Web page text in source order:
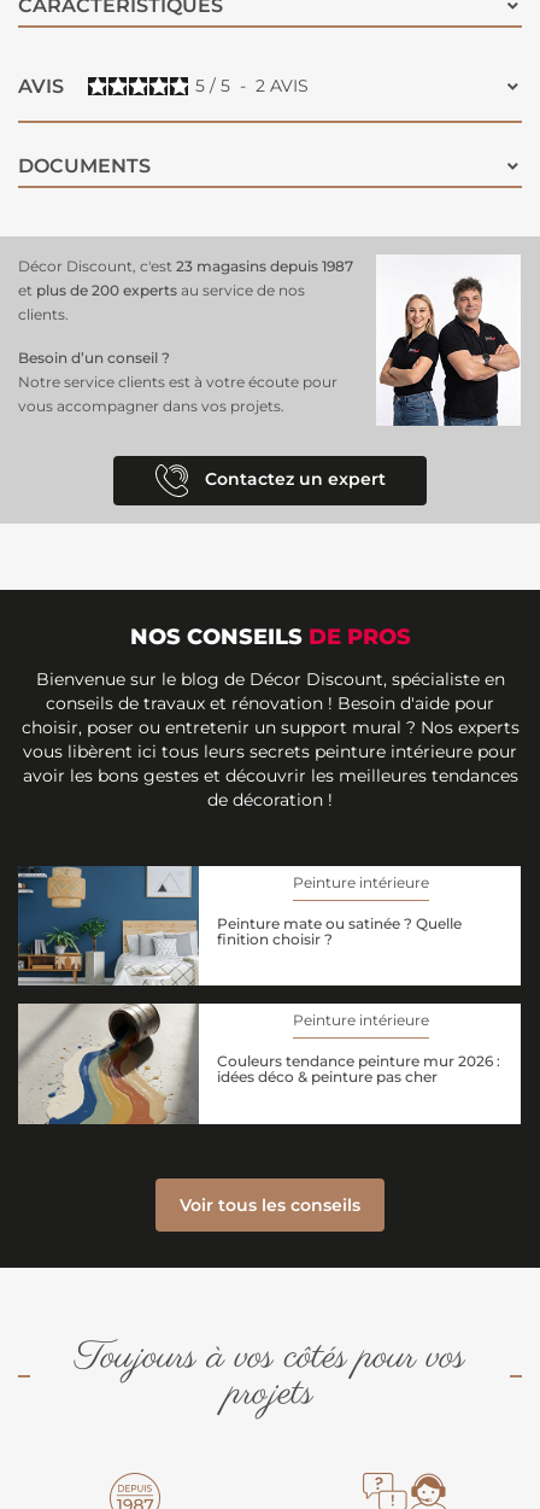
CARACTÉRISTIQUES
AVIS 5 / 5 - 2 AVIS
DOCUMENTS
Décor Discount, c'est 23 magasins depuis 1987
et plus de 200 experts au service de nos
clients.
Besoin d’un conseil ?
Notre service clients est à votre écoute pour
vous accompagner dans vos projets.
Contactez un expert
NOS CONSEILS DE PROS
Bienvenue sur le blog de Décor Discount, spécialiste en
conseils de travaux et rénovation ! Besoin d'aide pour
choisir, poser ou entretenir un support mural ? Nos experts
vous libèrent ici tous leurs secrets peinture intérieure pour
avoir les bons gestes et découvrir les meilleures tendances
de décoration !
Peinture intérieure
Peinture mate ou satinée ? Quelle
finition choisir ?
Peinture intérieure
Couleurs tendance peinture mur 2026 :
idées déco & peinture pas cher
Voir tous les conseils
Toujours à vos côtés pour vos
projets